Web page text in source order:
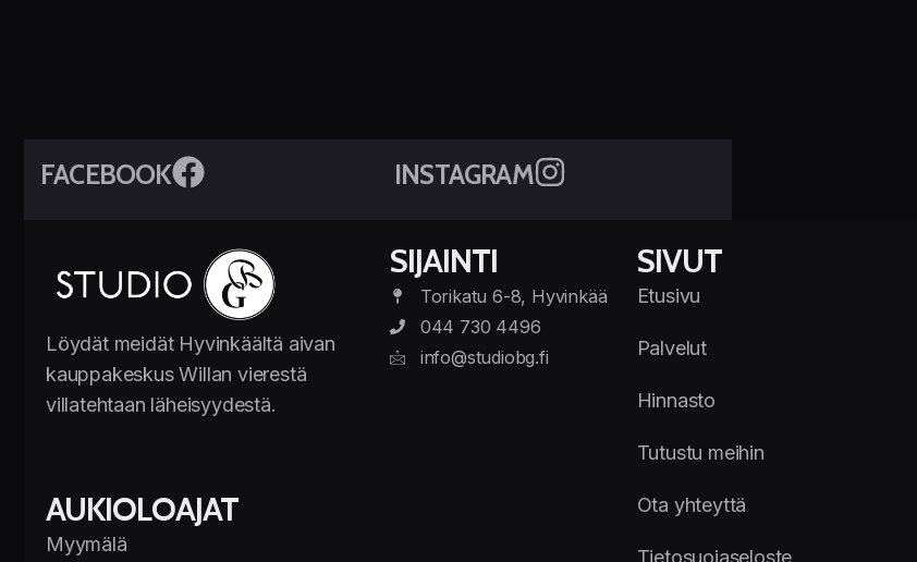
FACEBOOK INSTAGRAM
Löydät meidät Hyvinkäältä aivan
kauppakeskus Willan vierestä
villatehtaan läheisyydestä.
AUKIOLOAJAT
Myymälä
SIJAINTI
Torikatu 6-8, Hyvinkää
044 730 4496
info@studiobg.fi
SIVUT
Etusivu
Palvelut
Hinnasto
Tutustu meihin
Ota yhteyttä
Tietosuojaseloste